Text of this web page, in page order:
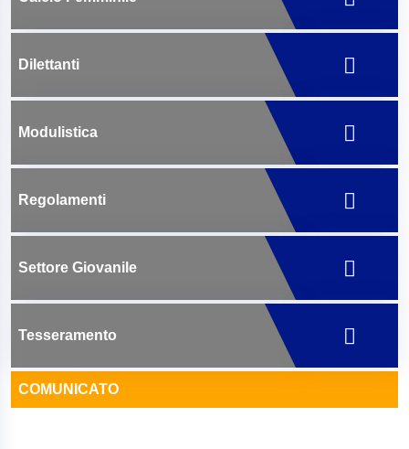
Dilettanti
Modulistica
Regolamenti
Settore Giovanile
Tesseramento
COMUNICATO